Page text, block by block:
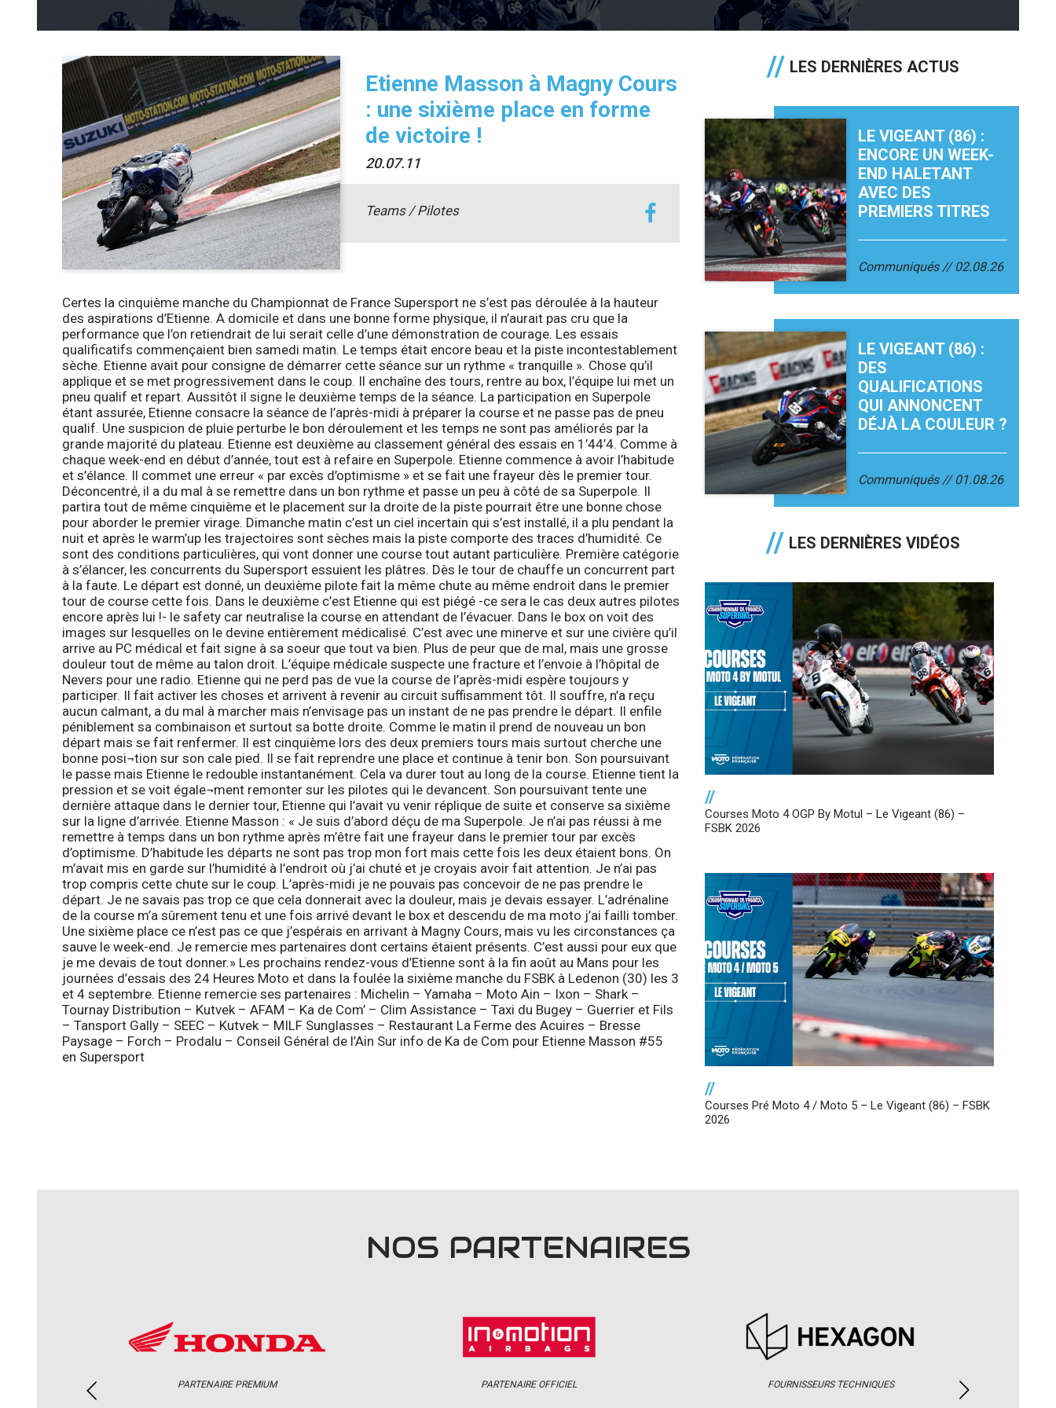
Etienne Masson à Magny Cours
: une sixième place en forme
de victoire !
20.07.11
Teams / Pilotes
Certes la cinquième manche du Championnat de France Supersport ne s’est pas déroulée à la hauteur
des aspirations d’Etienne. A domicile et dans une bonne forme physique, il n’aurait pas cru que la
performance que l’on retiendrait de lui serait celle d’une démonstration de courage. Les essais
qualificatifs commençaient bien samedi matin. Le temps était encore beau et la piste incontestablement
sèche. Etienne avait pour consigne de démarrer cette séance sur un rythme « tranquille ». Chose qu’il
applique et se met progressivement dans le coup. Il enchaîne des tours, rentre au box, l’équipe lui met un
pneu qualif et repart. Aussitôt il signe le deuxième temps de la séance. La participation en Superpole
étant assurée, Etienne consacre la séance de l’après-midi à préparer la course et ne passe pas de pneu
qualif. Une suspicion de pluie perturbe le bon déroulement et les temps ne sont pas améliorés par la
grande majorité du plateau. Etienne est deuxième au classement général des essais en 1’44’4. Comme à
chaque week-end en début d’année, tout est à refaire en Superpole. Etienne commence à avoir l’habitude
et s’élance. Il commet une erreur « par excès d’optimisme » et se fait une frayeur dès le premier tour.
Déconcentré, il a du mal à se remettre dans un bon rythme et passe un peu à côté de sa Superpole. Il
partira tout de même cinquième et le placement sur la droite de la piste pourrait être une bonne chose
pour aborder le premier virage. Dimanche matin c’est un ciel incertain qui s’est installé, il a plu pendant la
nuit et après le warm’up les trajectoires sont sèches mais la piste comporte des traces d’humidité. Ce
sont des conditions particulières, qui vont donner une course tout autant particulière. Première catégorie
à s’élancer, les concurrents du Supersport essuient les plâtres. Dès le tour de chauffe un concurrent part
à la faute. Le départ est donné, un deuxième pilote fait la même chute au même endroit dans le premier
tour de course cette fois. Dans le deuxième c’est Etienne qui est piégé -ce sera le cas deux autres pilotes
encore après lui !- le safety car neutralise la course en attendant de l’évacuer. Dans le box on voit des
images sur lesquelles on le devine entièrement médicalisé. C’est avec une minerve et sur une civière qu’il
arrive au PC médical et fait signe à sa soeur que tout va bien. Plus de peur que de mal, mais une grosse
douleur tout de même au talon droit. L’équipe médicale suspecte une fracture et l’envoie à l’hôpital de
Nevers pour une radio. Etienne qui ne perd pas de vue la course de l’après-midi espère toujours y
participer. Il fait activer les choses et arrivent à revenir au circuit suffisamment tôt. Il souffre, n’a reçu
aucun calmant, a du mal à marcher mais n’envisage pas un instant de ne pas prendre le départ. Il enfile
péniblement sa combinaison et surtout sa botte droite. Comme le matin il prend de nouveau un bon
départ mais se fait renfermer. Il est cinquième lors des deux premiers tours mais surtout cherche une
bonne posi¬tion sur son cale pied. Il se fait reprendre une place et continue à tenir bon. Son poursuivant
le passe mais Etienne le redouble instantanément. Cela va durer tout au long de la course. Etienne tient la
pression et se voit égale¬ment remonter sur les pilotes qui le devancent. Son poursuivant tente une
dernière attaque dans le dernier tour, Etienne qui l’avait vu venir réplique de suite et conserve sa sixième
sur la ligne d’arrivée. Etienne Masson : « Je suis d’abord déçu de ma Superpole. Je n’ai pas réussi à me
remettre à temps dans un bon rythme après m’être fait une frayeur dans le premier tour par excès
d’optimisme. D’habitude les départs ne sont pas trop mon fort mais cette fois les deux étaient bons. On
m’avait mis en garde sur l’humidité à l’endroit où j’ai chuté et je croyais avoir fait attention. Je n’ai pas
trop compris cette chute sur le coup. L’après-midi je ne pouvais pas concevoir de ne pas prendre le
départ. Je ne savais pas trop ce que cela donnerait avec la douleur, mais je devais essayer. L’adrénaline
de la course m’a sûrement tenu et une fois arrivé devant le box et descendu de ma moto j’ai failli tomber.
Une sixième place ce n’est pas ce que j’espérais en arrivant à Magny Cours, mais vu les circonstances ça
sauve le week-end. Je remercie mes partenaires dont certains étaient présents. C’est aussi pour eux que
je me devais de tout donner.» Les prochains rendez-vous d’Etienne sont à la fin août au Mans pour les
journées d’essais des 24 Heures Moto et dans la foulée la sixième manche du FSBK à Ledenon (30) les 3
et 4 septembre. Etienne remercie ses partenaires : Michelin – Yamaha – Moto Ain – Ixon – Shark –
Tournay Distribution – Kutvek – AFAM – Ka de Com’ – Clim Assistance – Taxi du Bugey – Guerrier et Fils
– Tansport Gally – SEEC – Kutvek – MILF Sunglasses – Restaurant La Ferme des Acuires – Bresse
Paysage – Forch – Prodalu – Conseil Général de l’Ain Sur info de Ka de Com pour Etienne Masson #55
en Supersport
LES DERNIÈRES ACTUS
LE VIGEANT (86) :
ENCORE UN WEEK-
END HALETANT
AVEC DES
PREMIERS TITRES
Communiqués 02.08.26
LE VIGEANT (86) :
DES
QUALIFICATIONS
QUI ANNONCENT
DÉJÀ LA COULEUR ?
Communiqués 01.08.26
LES DERNIÈRES VIDÉOS
//
Courses Moto 4 OGP By Motul – Le Vigeant (86) –
FSBK 2026
//
Courses Pré Moto 4 / Moto 5 – Le Vigeant (86) – FSBK
2026
NOS PARTENAIRES
PARTENAIRE PREMIUM PARTENAIRE OFFICIEL FOURNISSEURS TECHNIQUES